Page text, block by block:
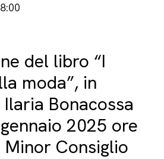
del libro “I
moda”, in
Bonacossa
2025 ore
Minor Consiglio